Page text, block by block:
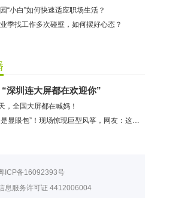
“小白”如何快速适应职场生活？
季找工作多次碰壁，如何摆好心态？
深圳连大屏都在欢迎你”
，全国大屏都在喊妈！
ICP备16092393号
息服务许可证4412006004